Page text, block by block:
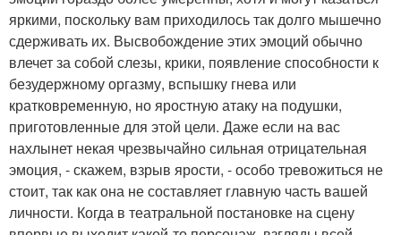
яркими, поскольку вам приходилось так долго мышечно
сдерживать их. Высвобождение этих эмоций обычно
влечет за собой слезы, крики, появление способности к
безудержному оргазму, вспышку гнева или
кратковременную, но яростную атаку на подушки,
приготовленные для этой цели. Даже если на вас
нахлынет некая чрезвычайно сильная отрицательная
эмоция, - скажем, взрыв ярости, - особо тревожиться не
стоит, так как она не составляет главную часть вашей
личности. Когда в театральной постановке на сцену